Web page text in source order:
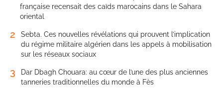
française recensait des caïds marocains dans le Sahara
oriental
2
Sebta. Ces nouvelles révélations qui prouvent l’implication
du régime militaire algérien dans les appels à mobilisation
sur les réseaux sociaux
3
Dar Dbagh Chouara: au cœur de l’une des plus anciennes
tanneries traditionnelles du monde à Fès